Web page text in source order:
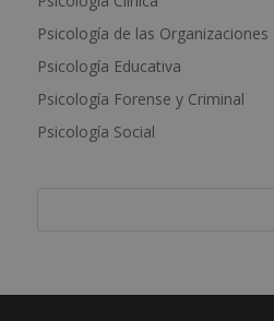
a
i
v
e
Psicología de las Organizaciones
Psicología Educativa
Psicología Forense y Criminal
Psicología Social